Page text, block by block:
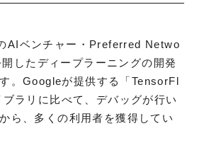
AIベンチャー・Preferred Netwo
したディープラーニングの開発
。Googleが提供する「TensorFl
ラリに比べて、デバッグが行い
ら、多くの利用者を獲得してい